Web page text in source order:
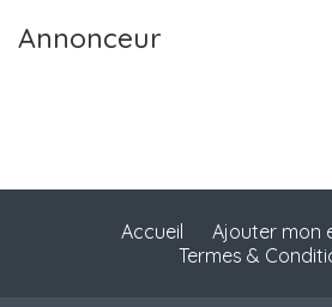
Annonceur
Accueil
Ajouter mon
Termes &